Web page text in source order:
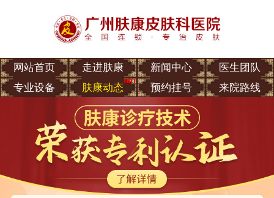
网站首页 走进肤康 新闻中心
医生团队
专业设备
肤康动态 预约挂号 来院路线